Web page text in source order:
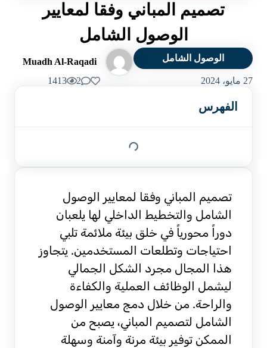
تصميم المباني وفقا لمعايير
الوصول الشامل
الوصول الشامل
Muadh Al-Raqadi
27 مايو، 2024
2
1413
الفهرس
تصميم المباني وفقا لمعايير الوصول
الشامل والتخطيط الداخلي لها يلعبان
دوراً محورياً في خلق بيئة ملائمة تلبي
احتياجات وتطلعات المستخدمين. يتجاوز
هذا المجال مجرد الشكل الجمالي
ليشمل الوظائف العملية والكفاءة
والراحة. من خلال دمج معايير الوصول
الشامل لتصميم المباني، يصبح من
الممكن توفير بيئة مرنة وآمنة وسهلة